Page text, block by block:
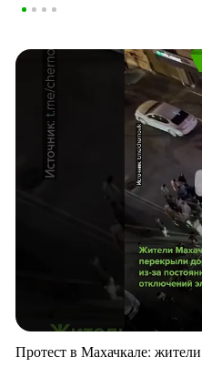
Протест в Махачкале: